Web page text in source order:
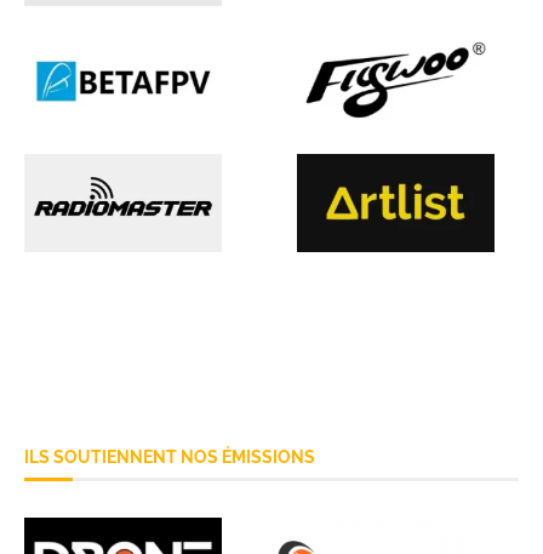
ILS SOUTIENNENT NOS ÉMISSIONS